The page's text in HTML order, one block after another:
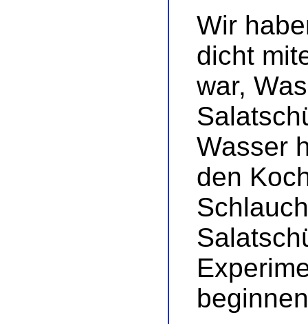
Wir
dicht
war,
Wasser
den